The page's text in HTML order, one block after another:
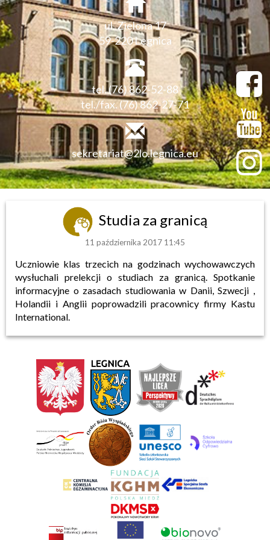
ul. Zielona 17
59-220 Legnica
tel. (76) 862-52-88
tel./fax. (76) 862-27-71
sekretariat@2lo.legnica.eu
Studia za granicą
11 października 2017 11:45
Uczniowie klas trzecich na godzinach wychowawczych
wysłuchali prelekcji o studiach za granicą. Spotkanie
informacyjne o zasadach studiowania w Danii, Szwecji ,
Holandii i Anglii poprowadzili pracownicy firmy Kastu
International.